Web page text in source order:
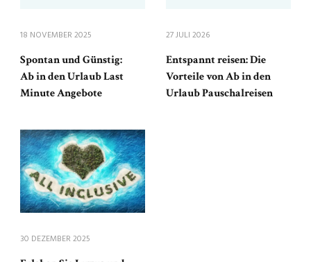
18 NOVEMBER 2025
Spontan und Günstig:
Ab in den Urlaub Last
Minute Angebote
27 JULI 2026
Entspannt reisen: Die
Vorteile von Ab in den
Urlaub Pauschalreisen
30 DEZEMBER 2025